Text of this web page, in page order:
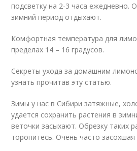
подсветку на 2-3 часа ежедневно.
зимний период отдыхают.
Комфортная температура для
пределах 14 – 16 градусов.
Секреты ухода за домашним
узнать прочитав эту статью.
Зимы у нас в Сибири затяжные,
удается сохранить растения в
веточки засыхают. Обрезку таких
торопитесь. Очень часто